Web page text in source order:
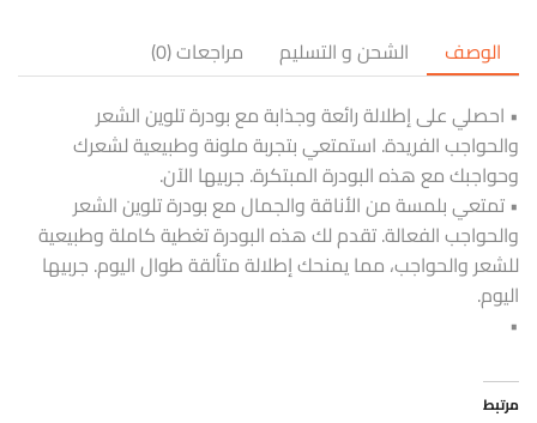
الوصف الشحن و التسليم
مراجعات (0)
• احصلي على إطلالة رائعة وجذابة مع بودرة تلوين الشعر
والحواجب الفريدة. استمتعي بتجربة ملونة وطبيعية لشعرك
وحواجبك مع هذه البودرة المبتكرة. جربيها الآن.
• تمتعي بلمسة من الأناقة والجمال مع بودرة تلوين الشعر
والحواجب الفعالة. تقدم لك هذه البودرة تغطية كاملة وطبيعية
للشعر والحواجب، مما يمنحك إطلالة متألقة طوال اليوم. جربيها
اليوم.
•
مرتبط